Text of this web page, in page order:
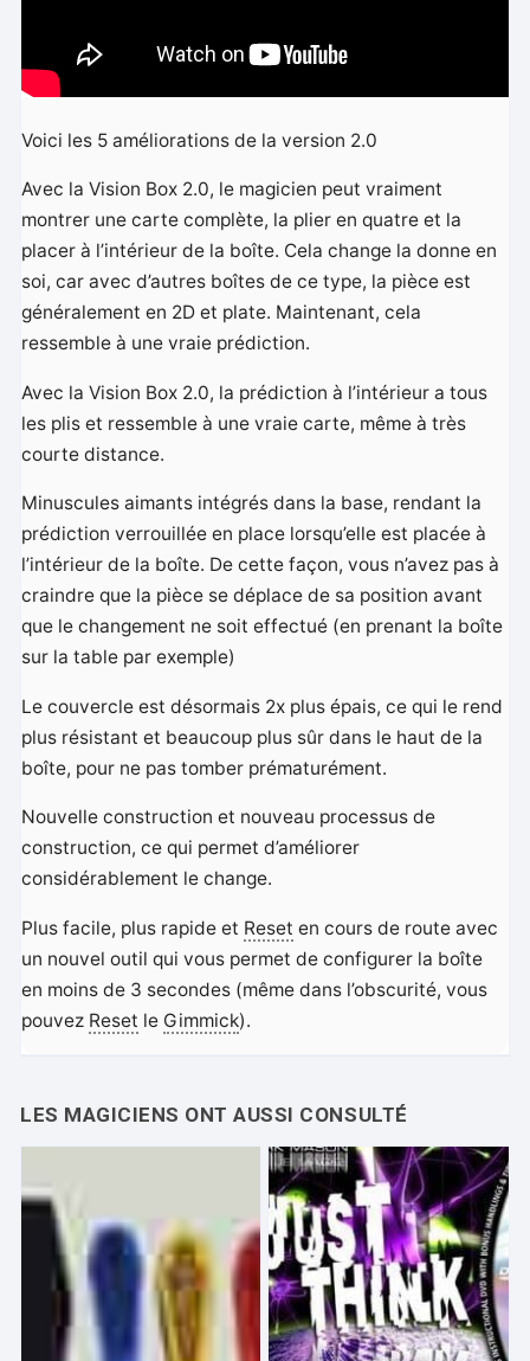
Voici les 5 améliorations de la version 2.0
Avec la Vision Box 2.0, le magicien peut vraiment
montrer une carte complète, la plier en quatre et la
placer à l’intérieur de la boîte. Cela change la donne en
soi, car avec d’autres boîtes de ce type, la pièce est
généralement en 2D et plate. Maintenant, cela
ressemble à une vraie prédiction.
Avec la Vision Box 2.0, la prédiction à l’intérieur a tous
les plis et ressemble à une vraie carte, même à très
courte distance.
Minuscules aimants intégrés dans la base, rendant la
prédiction verrouillée en place lorsqu’elle est placée à
l’intérieur de la boîte. De cette façon, vous n’avez pas à
craindre que la pièce se déplace de sa position avant
que le changement ne soit effectué (en prenant la boîte
sur la table par exemple)
Le couvercle est désormais 2x plus épais, ce qui le rend
plus résistant et beaucoup plus sûr dans le haut de la
boîte, pour ne pas tomber prématurément.
Nouvelle construction et nouveau processus de
construction, ce qui permet d’améliorer
considérablement le change.
Plus facile, plus rapide et Reset en cours de route avec
un nouvel outil qui vous permet de configurer la boîte
en moins de 3 secondes (même dans l’obscurité, vous
pouvez Reset le Gimmick).